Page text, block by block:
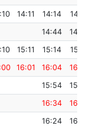
14:11 14:14
14:44
15:11 15:14
16:01 16:04
15:54
16:34
16:24